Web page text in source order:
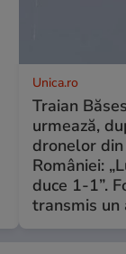
Unica.ro
Traian
urmează,
dronelor
României:
duce 1-1”.
transmis un